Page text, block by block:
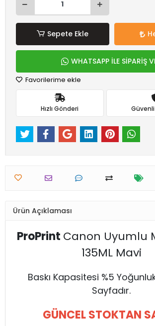
Sepete Ekle
WHATSAPP İLE SİPARİŞ
Favorilerime ekle
Hızlı Gönderi Güvenli
Ürün Açıklaması
ProPrint Canon Uyumlu
135ML Mavi
Baskı Kapasitesi %5
Sayfadır.
GÜNCEL STOKTAN